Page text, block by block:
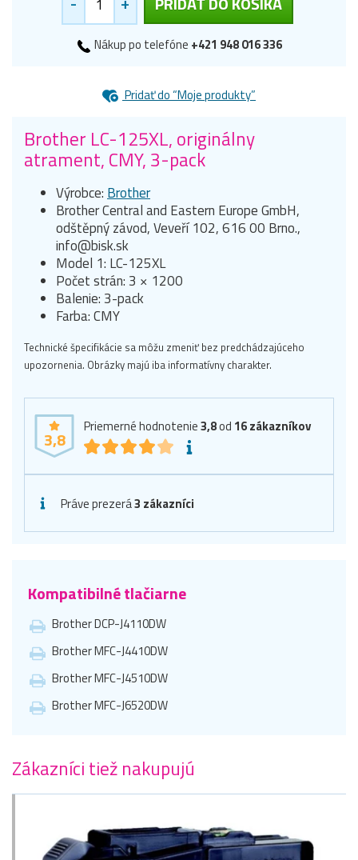
Nákup po telefóne +421 948 016 336
Pridať do “Moje produkty”
Brother LC-125XL, originálny
atrament, CMY, 3-pack
Výrobce: Brother
Brother Central and Eastern Europe GmbH,
odštěpný závod, Veveří 102, 616 00 Brno.,
info@bisk.sk
Model 1: LC-125XL
Počet strán: 3 × 1200
Balenie: 3-pack
Farba: CMY
Technické špecifikácie sa môžu zmeniť bez predchádzajúceho
upozornenia. Obrázky majú iba informatívny charakter.
3,8
Priemerné hodnotenie3,8od 16zákazníkov
Práve prezerá3 zákazníci
Kompatibilné tlačiarne
Brother DCP-J4110DW
Brother MFC-J4410DW
Brother MFC-J4510DW
Brother MFC-J6520DW
Zákazníci tiež nakupujú